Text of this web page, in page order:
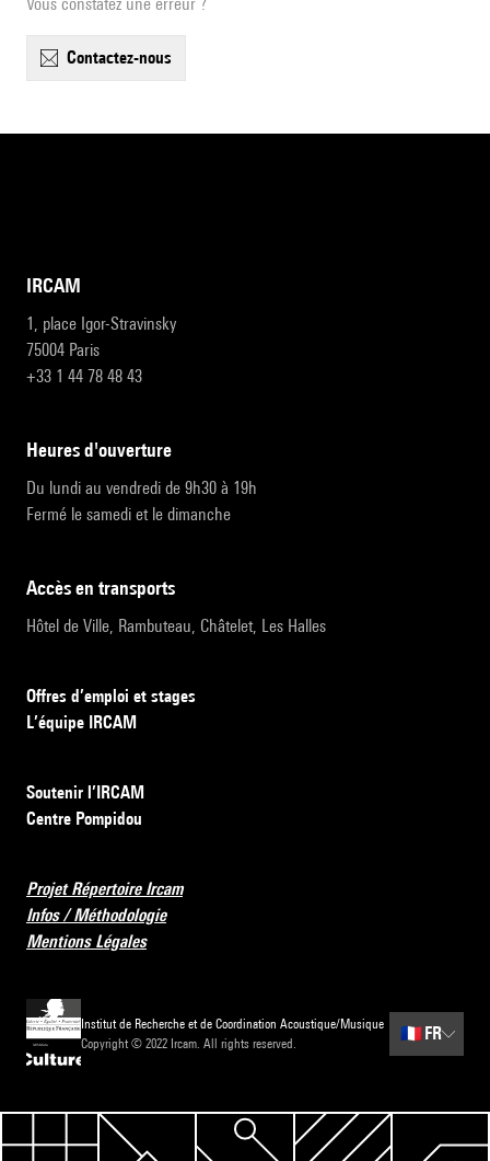
contactez-nous
IRCAM
1, place Igor-Stravinsky
75004 Paris
+33 1 44 78 48 43
heures d'ouverture
Du lundi au vendredi de 9h30 à 19h
Fermé le samedi et le dimanche
accès en transports
Hôtel de Ville, Rambuteau, Châtelet, Les Halles
Offres d’emploi et stages
L’équipe IRCAM
Soutenir l’IRCAM
Centre Pompidou
Projet Répertoire Ircam
Infos / Méthodologie
Mentions Légales
Institut de Recherche et de Coordination Acoustique/Musique
Copyright © 2022 Ircam. All rights reserved.
🇫🇷 FR